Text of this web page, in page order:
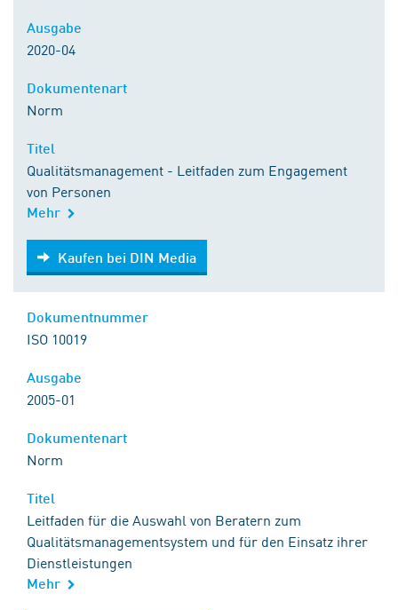
2020-04
Norm
Qualitätsmanagement - Leitfaden zum Engagement
von Personen
Mehr
Kaufen bei DIN Media
Kaufen bei DIN Media
ISO 10019
2005-01
Norm
Leitfaden für die Auswahl von Beratern zum
Qualitätsmanagementsystem und für den Einsatz ihrer
Dienstleistungen
Mehr